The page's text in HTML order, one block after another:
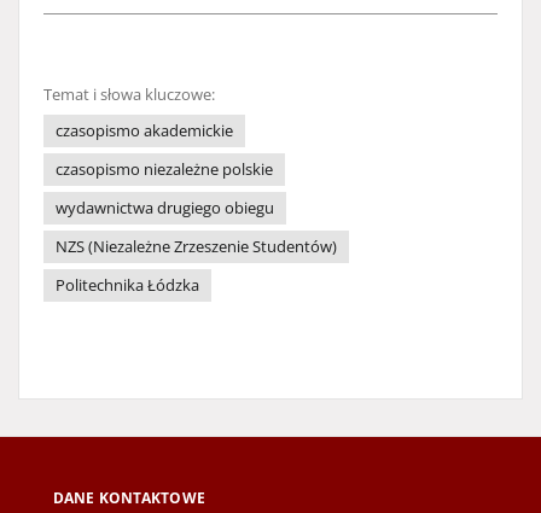
Temat i słowa kluczowe:
czasopismo akademickie
czasopismo niezależne polskie
wydawnictwa drugiego obiegu
NZS (Niezależne Zrzeszenie Studentów)
Politechnika Łódzka
DANE KONTAKTOWE